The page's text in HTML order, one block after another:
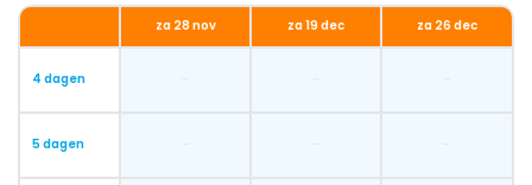
za 28 nov za 19 dec za 26 dec
4 dagen
5 dagen